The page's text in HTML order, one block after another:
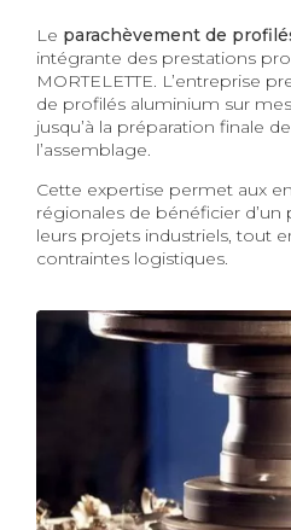
Le parachèvement de
intégrante des prestations
MORTELETTE. L’entreprise
de profilés aluminium sur
jusqu’à la préparation finale
l’assemblage.
Cette expertise permet aux
régionales de bénéficier
leurs projets industriels, tout
contraintes logistiques.